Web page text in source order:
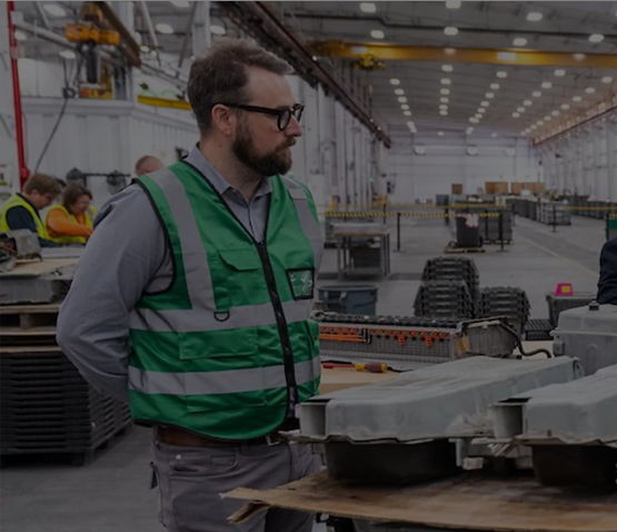
Od
Corolla Hatchback
HYBRID